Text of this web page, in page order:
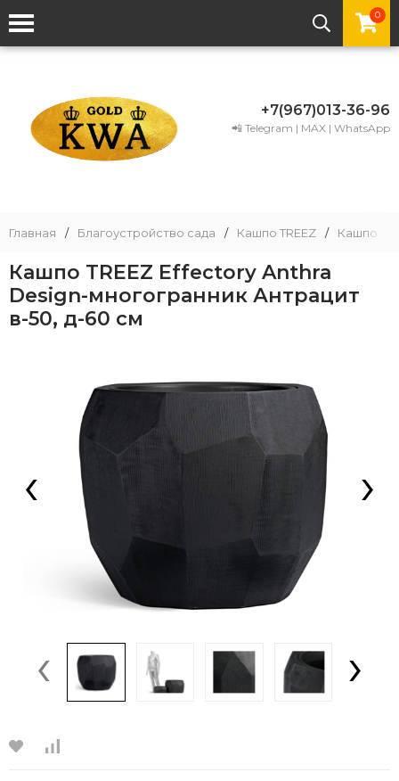
0
+7(967)013-36-96
📲 Telegram | MAX | WhatsApp
Главная / Благоустройство сада / Кашпо TREEZ / Кашпо
Кашпо TREEZ Effectory Anthra
Design-многогранник Антрацит
в-50, д-60 см
‹ ›
‹ ›